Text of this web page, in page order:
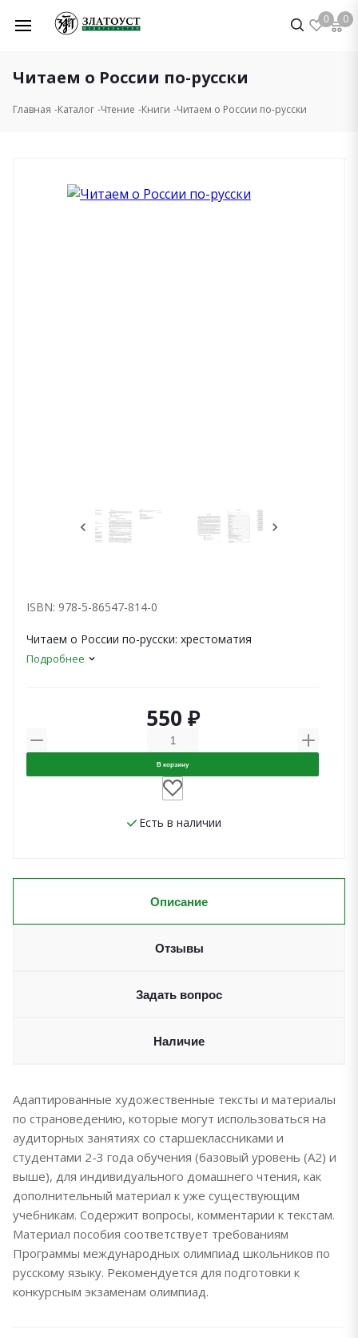
0 0
Читаем о России по-русски
Главная Каталог Чтение Книги Читаем о России по-русски
ISBN: 978-5-86547-814-0
Читаем о России по-русски: хрестоматия
Подробнее
550 ₽
В корзину
Есть в наличии
Описание
Отзывы
Задать вопрос
Наличие
Адаптированные художественные тексты и материалы
по страноведению, которые могут использоваться на
аудиторных занятиях со старшеклассниками и
студентами 2-3 года обучения (базовый уровень (А2) и
выше), для индивидуального домашнего чтения, как
дополнительный материал к уже существующим
учебникам. Содержит вопросы, комментарии к текстам.
Материал пособия соответствует требованиям
Программы международных олимпиад школьников по
русскому языку. Рекомендуется для подготовки к
конкурсным экзаменам олимпиад.